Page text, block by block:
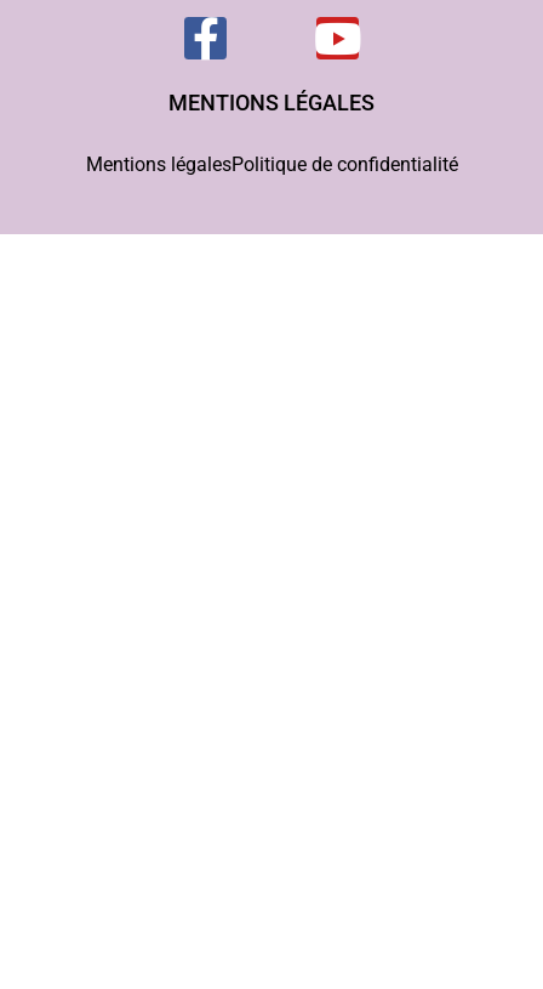
MENTIONS LÉGALES
Mentions légalesPolitique de confidentialité